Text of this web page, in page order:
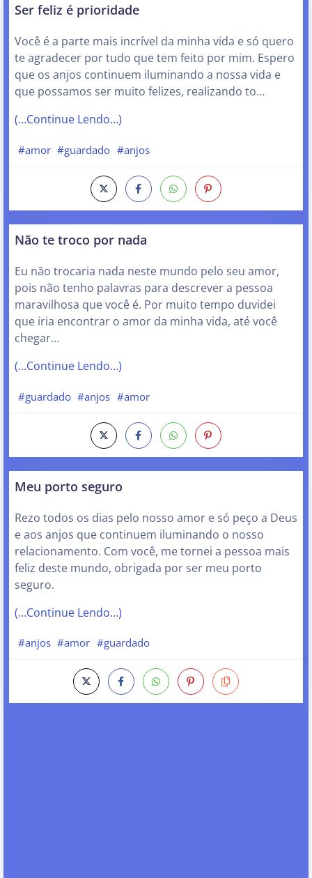
Ser feliz é prioridade
Você é a parte mais incrível da minha vida e só quero
te agradecer por tudo que tem feito por mim. Espero
que os anjos continuem iluminando a nossa vida e
que possamos ser muito felizes, realizando to…
(…Continue Lendo…)
#amor #guardado #anjos
Não te troco por nada
Eu não trocaria nada neste mundo pelo seu amor,
pois não tenho palavras para descrever a pessoa
maravilhosa que você é. Por muito tempo duvidei
que iria encontrar o amor da minha vida, até você
chegar…
(…Continue Lendo…)
#guardado #anjos #amor
Meu porto seguro
Rezo todos os dias pelo nosso amor e só peço a Deus
e aos anjos que continuem iluminando o nosso
relacionamento. Com você, me tornei a pessoa mais
feliz deste mundo, obrigada por ser meu porto
seguro.
(…Continue Lendo…)
#anjos #amor #guardado